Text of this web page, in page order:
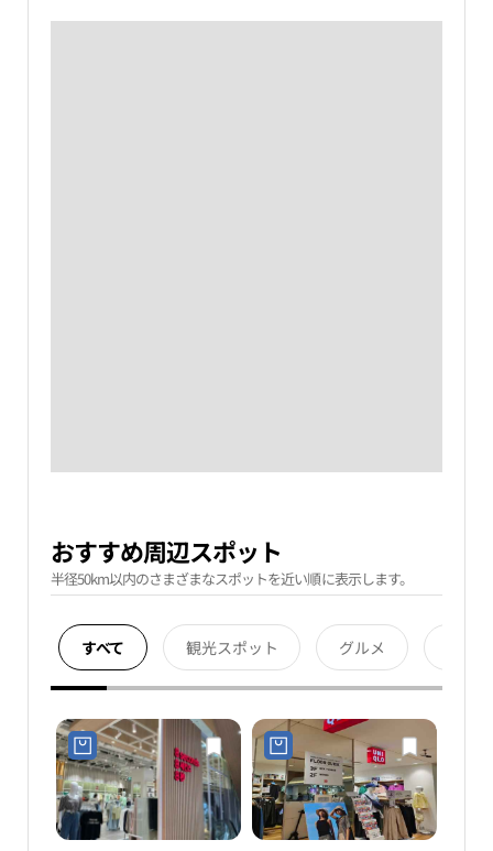
おすすめ周辺スポット
半径50km以内のさまざまなスポットを近い順に表示します。
すべて 観光スポット グルメ